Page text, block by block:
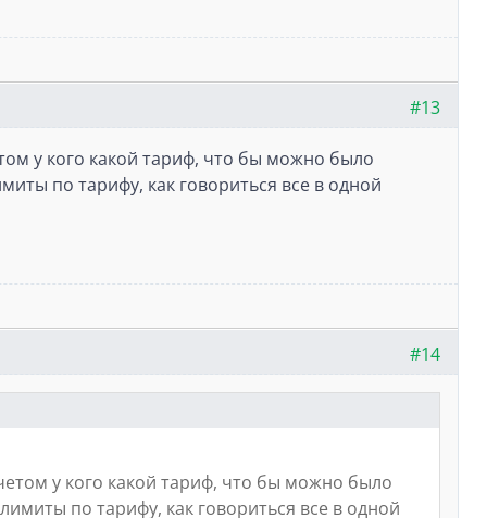
#13
у кого какой тариф, что бы можно было
по тарифу, как говориться все в одной
#14
у кого какой тариф, что бы можно было
по тарифу, как говориться все в одной